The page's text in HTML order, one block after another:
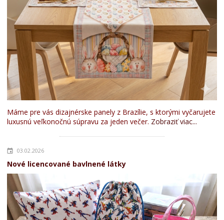
Máme pre vás dizajnérske panely z Brazílie, s ktorými vyčarujete
luxusnú veľkonočnú súpravu za jeden večer. Zobraziť viac...
03.02.2026
Nové licencované bavlnené látky